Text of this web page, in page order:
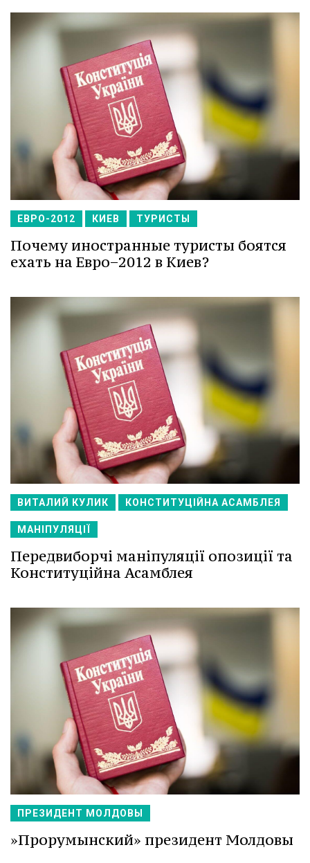
ЕВРО-2012 КИЕВ ТУРИСТЫ
Почему иностранные туристы боятся
ехать на Евро−2012 в Киев?
ВИТАЛИЙ КУЛИК КОНСТИТУЦІЙНА АСАМБЛЕЯ
МАНІПУЛЯЦІЇ
Передвиборчі маніпуляції опозиції та
Конституційна Асамблея
ПРЕЗИДЕНТ МОЛДОВЫ
»Прорумынский» президент Молдовы